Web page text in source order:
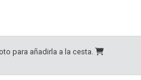
para añadirla a la cesta.